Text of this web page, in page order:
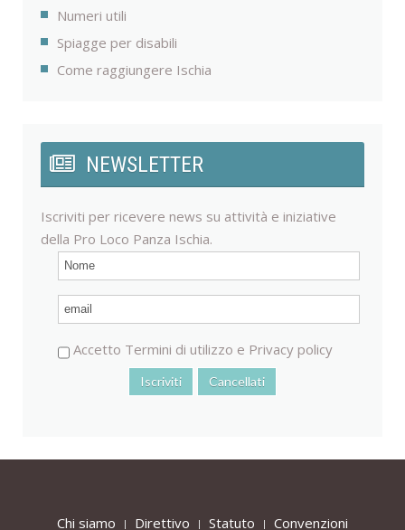
Numeri utili
Spiagge per disabili
Come raggiungere Ischia
NEWSLETTER
Iscriviti per ricevere news su attività e iniziative
della Pro Loco Panza Ischia.
Accetto Termini di utilizzo e Privacy policy
Chi siamo Direttivo Statuto Convenzioni